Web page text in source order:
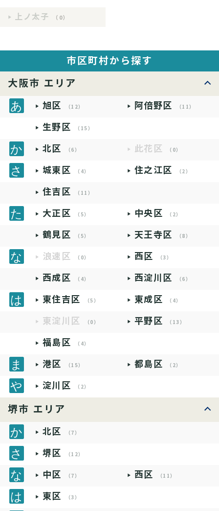
上ノ太子 （0）
市区町村から探す
大阪市 エリア
旭区 （12） 阿倍野区 （11）
生野区 （15）
北区 （6） 此花区 （0）
城東区 （4） 住之江区 （2）
住吉区 （11）
大正区 （5） 中央区 （2）
鶴見区 （5） 天王寺区 （8）
浪速区 （0） 西区 （3）
西成区 （4） 西淀川区 （6）
東住吉区 （5） 東成区 （4）
東淀川区 （0） 平野区 （13）
福島区 （4）
港区 （15） 都島区 （2）
淀川区 （2）
堺市 エリア
北区 （7）
堺区 （12）
中区 （7） 西区 （11）
東区 （3）